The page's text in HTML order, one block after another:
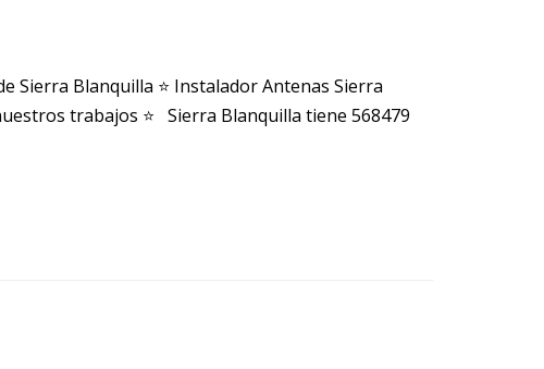
Sierra Blanquilla ⭐ Instalador Antenas Sierra
trabajos ⭐ Sierra Blanquilla tiene 568479